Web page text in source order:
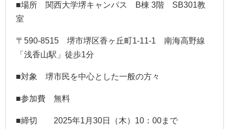
■場所 関西大学堺キャンパス B棟 3階 SB301教
室
〒 590-8515 堺市堺区香ヶ丘町1-11-1 南海高野線
「浅香山駅」徒歩1分
■対象 堺市民を中心とした一般の方々
■参加費 無料
■締切 2025年1 月 30日（木） 10 ： 00まで